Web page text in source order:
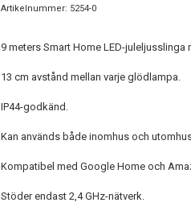
Artikelnummer: 5254-0
9 meters Smart Home LED-
13 cm avstånd mellan varje glödlampa.
IP44-godkänd.
Kan används både inomhus och
Kompatibel med Google Home och
Stöder endast 2,4 GHz-nätverk.